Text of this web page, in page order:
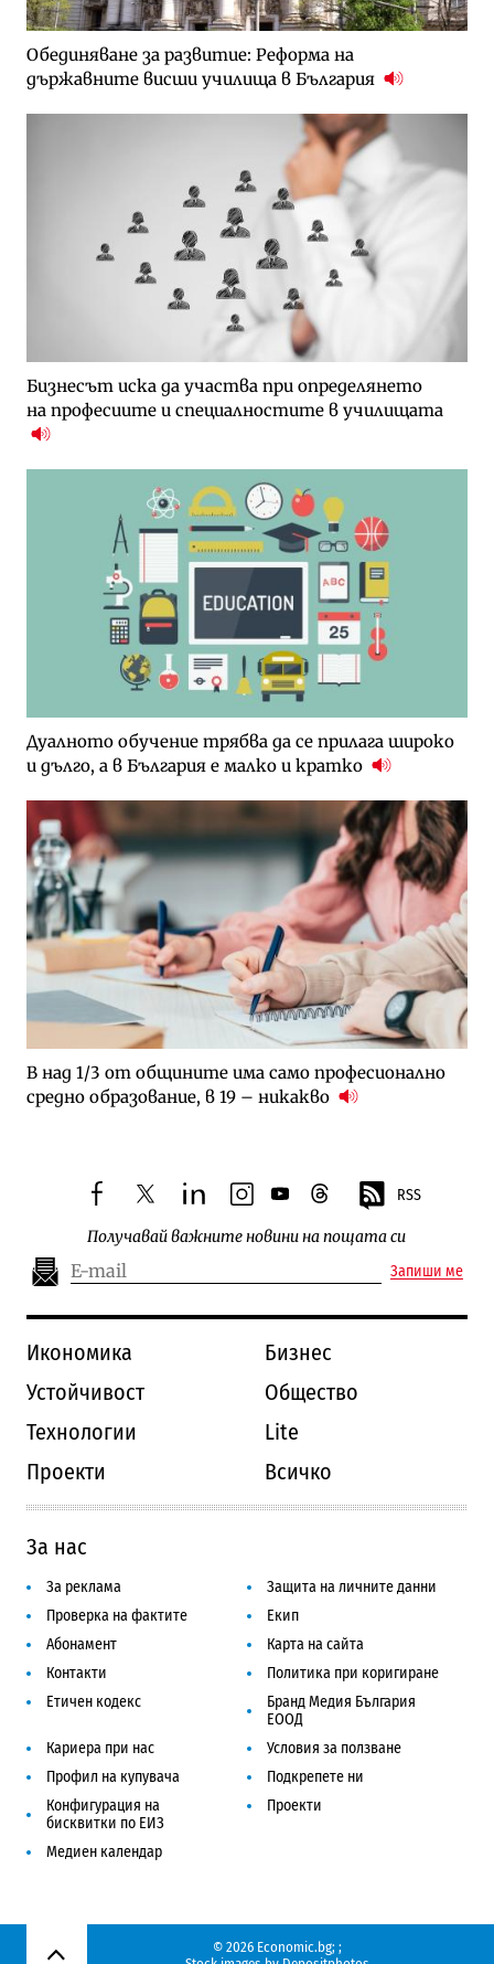
Обединяване за развитие: Реформа на
държавните висши училища в България
Бизнесът иска да участва при определянето
на професиите и специалностите в училищата
Дуалното обучение трябва да се прилага широко
и дълго, а в България е малко и кратко
В над 1/3 от общините има само професионално
средно образование, в 19 – никакво
facebooktwitterlinkedininstagram
youtubethreads RSS
Получавай важните новини на пощата си
Запиши ме
Икономика
Бизнес
Устойчивост
Общество
Технологии
Lite
Проекти
Всичко
За нас
За реклама
Защита на личните данни
Проверка на фактите
Екип
Абонамент
Карта на сайта
Контакти
Политика при коригиране
Етичен кодекс
Бранд Медия България
ЕООД
Кариера при нас
Условия за ползване
Профил на купувача
Подкрепете ни
Конфигурация на
бисквитки по ЕИЗ
Проекти
Медиен календар
© 2026 Economic.bg; ;